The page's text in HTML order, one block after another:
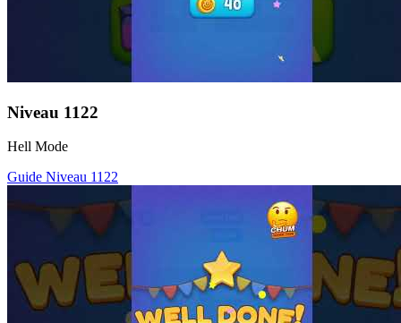
Niveau 1122
Hell Mode
Guide Niveau 1122